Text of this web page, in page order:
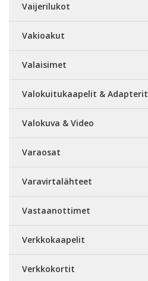
Vaijerilukot
Vakioakut
Valaisimet
Valokuitukaapelit & Adapterit
Valokuva & Video
Varaosat
Varavirtalähteet
Vastaanottimet
Verkkokaapelit
Verkkokortit